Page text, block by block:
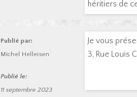
héritiers de
Publié par:
Michel Helleisen
Publié le:
11 septembre 2023
Je vous
3, Rue Louis